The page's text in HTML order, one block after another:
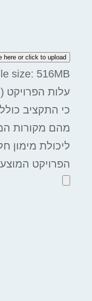
here or click to upload
size: 516MB
עלות הפרויקט
כי התקציב
מהם מקורות
הפרויקט המוצע לא